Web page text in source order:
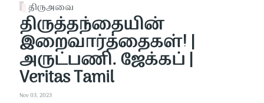
திருஅவை
திருத்தந்தையின்
இறைவார்த்தைகள்! |
அருட்பணி. ஜேக்கப் |
Veritas Tamil
Nov 03, 2023